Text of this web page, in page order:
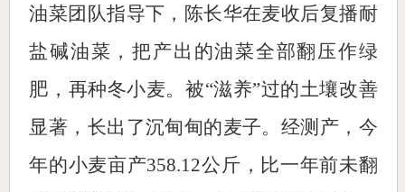
油菜团队指导下，陈长华在麦收后复播耐
盐碱油菜，把产出的油菜全部翻压作绿
肥，再种冬小麦。被“滋养”过的土壤改善
显著，长出了沉甸甸的麦子。经测产，今
年的小麦亩产358.12公斤，比一年前未翻